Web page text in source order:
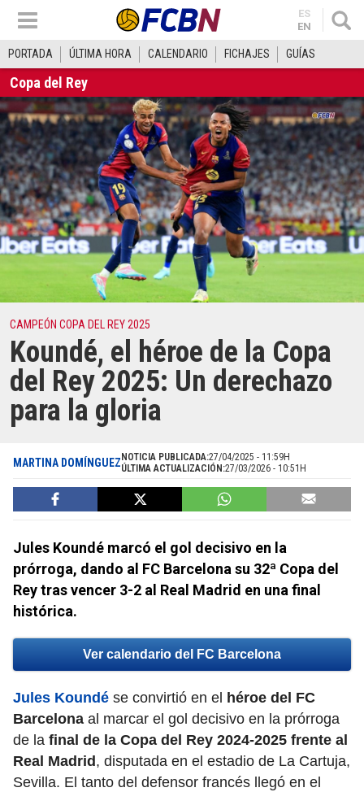
ES
EN
PORTADA ÚLTIMA HORA CALENDARIO FICHAJES GUÍAS
Copa del Rey
CAMPEÓN COPA DEL REY 2025
Koundé, el héroe de la Copa
del Rey 2025: Un derechazo
para la gloria
MARTINA DOMÍNGUEZ NOTICIA PUBLICADA:27/04/2025 - 11:59H
ÚLTIMA ACTUALIZACIÓN:27/03/2026 - 10:51H
Jules Koundé marcó el gol decisivo en la
prórroga, dando al FC Barcelona su 32ª Copa del
Rey tras vencer 3-2 al Real Madrid en una final
histórica.
Ver calendario del FC Barcelona
Jules Koundé se convirtió en el héroe del FC
Barcelona al marcar el gol decisivo en la prórroga
de la final de la Copa del Rey 2024-2025 frente al
Real Madrid , disputada en el estadio de La Cartuja,
Sevilla. El tanto del defensor francés llegó en el